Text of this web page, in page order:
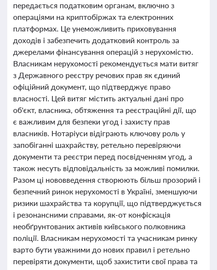
передається податковим органам, включно з
операціями на криптобіржах та електронних
платформах. Це унеможливить приховування
доходів і забезпечить додатковий контроль за
джерелами фінансування операцій з нерухомістю.
Власникам нерухомості рекомендується мати витяг
з Державного реєстру речових прав як єдиний
офіційний документ, що підтверджує право
власності. Цей витяг містить актуальні дані про
об'єкт, власника, обтяження та реєстраційні дії, що
є важливим для безпеки угод і захисту прав
власників. Нотаріуси відіграють ключову роль у
запобіганні шахрайству, ретельно перевіряючи
документи та реєстри перед посвідченням угод, а
також несуть відповідальність за можливі помилки.
Разом ці нововведення створюють більш прозорий і
безпечний ринок нерухомості в Україні, зменшуючи
ризики шахрайства та корупції, що підтверджується
і резонансними справами, як-от конфіскація
необґрунтованих активів київського полковника
поліції. Власникам нерухомості та учасникам ринку
варто бути уважними до нових правил і ретельно
перевіряти документи, щоб захистити свої права та